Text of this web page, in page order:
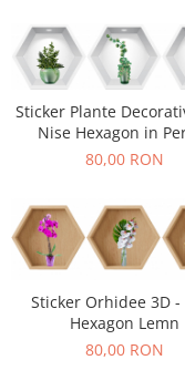
Stickere pentru Scari
Stickere pentru Podea
Stickere Semnalistica
Stickere Panou Poze
Sticker Plante
Nise Hexagon in
80,00 RON
Sticker Orhidee 3D -
Hexagon Lemn
80,00 RON